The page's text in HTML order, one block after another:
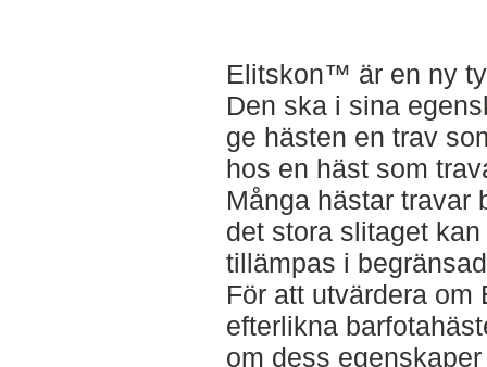
Elitskon™ är en ny
Den ska i sina
ge hästen en trav
hos en häst som
Många hästar travar
det stora slitaget
tillämpas i
För att utvärdera
efterlikna
om dess